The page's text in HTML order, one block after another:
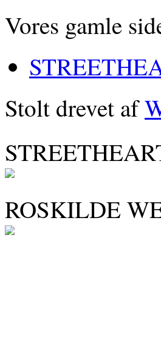
Vores gamle
Stolt drevet af
ROSKILDE